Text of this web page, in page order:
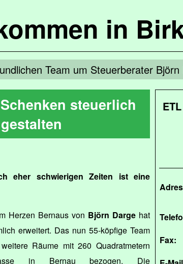
in
Team um Steuerberater
Fax:
steuerlich
gestalten
eher schwierigen Zeiten ist eine
Herzen Bernaus von Björn Darge hat
erweitert. Das nun 55-köpfige Team
Räume mit 260 Quadratmetern
in Bernau bezogen. Die